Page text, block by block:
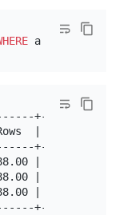
a
| task
| root
12288.00 |
|